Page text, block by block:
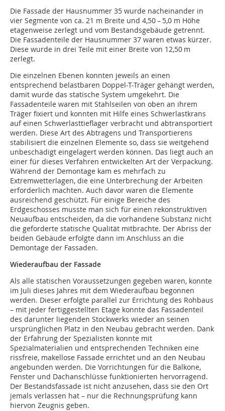
Die Fassade der Hausnummer 35 wurde nacheinander in
vier Segmente von ca. 21 m Breite und 4,50 – 5,0 m Höhe
etagenweise zerlegt und vom Bestandsgebäude getrennt.
Die Fassadenteile der Hausnummer 37 waren etwas kürzer.
Diese wurde in drei Teile mit einer Breite von 12,50 m
zerlegt.
Die einzelnen Ebenen konnten jeweils an einen
entsprechend belastbaren Doppel-T-Träger gehängt werden,
damit wurde das statische System umgekehrt. Die
Fassadenteile waren mit Stahl­seilen von oben an ihrem
Träger fixiert und konnten mit Hilfe eines Schwerlastkrans
auf einen Schwerlasttieflager verbracht und abtransportiert
werden. Diese Art des Abtragens und Transportierens
stabilisiert die einzelnen Elemente so, dass sie weitgehend
unbeschädigt eingelagert werden können. Das liegt auch an
einer für dieses Verfahren entwickelten Art der Verpackung.
Während der Demontage kam es mehrfach zu
Extremwetterlagen, die eine Unterbrechung der Arbeiten
erforderlich machten. Auch davor waren die Elemente
ausreichend geschützt. Für einige Bereiche des
Erdgeschosses musste man sich für einen rekonstruktiven
Neuaufbau entscheiden, da die vorhandene Substanz nicht
die geforderte statische Qualität mitbrachte. Der Abriss der
beiden Gebäude erfolgte dann im Anschluss an die
Demontage der Fassaden.
Wiederaufbau der Fassade
Als alle statischen Voraussetzungen gegeben waren, konnte
im Juli dieses Jahres mit dem Wiederaufbau begonnen
werden. Dieser erfolgte parallel zur Errichtung des Rohbaus
– mit jeder fertiggestellten Etage konnte das Fassadenteil
des darunter liegenden Stockwerks wieder an seinen
ursprünglichen Platz in den Neubau gebracht werden. Dank
der Erfahrung der Spezialisten konnte mit
Spezialmaterialien und entsprechenden Techniken eine
rissfreie, makellose Fassade errichtet und an den Neubau
angebunden werden. Die Vorrichtungen für die Balkone,
Fenster und Dachanschlüsse funktionierten hervorragend.
Der Bestandsfassade ist nicht anzusehen, dass sie den Ort
jemals verlassen hat – nur die Rechnungsprüfung kann
hiervon Zeugnis geben.